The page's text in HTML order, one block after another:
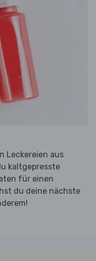
Leckereien aus
kaltgepresste
für einen
du deine nächste